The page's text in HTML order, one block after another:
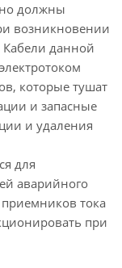
должны
возникновении
данной
которые тушат
и запасные
и удаления
для
аварийного
тока
при